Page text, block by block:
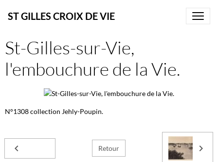
ST GILLES CROIX DE VIE
St-Gilles-sur-Vie,
l'embouchure de la Vie.
N°1308 collection Jehly-Poupin.
Retour